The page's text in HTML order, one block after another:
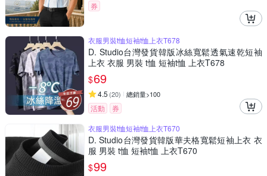
券
衣服男裝t恤短袖t恤上衣T678
D. Studio台灣發貨韓版冰絲寬鬆透氣速乾短袖
上衣 衣服 男裝 t恤 短袖t恤 上衣T678
$69
4.5 (20) 總銷量>100
活動
券
衣服男裝t恤短袖t恤上衣T670
D. Studio台灣發貨韓版華夫格寬鬆短袖上衣 衣
服 男裝 t恤 短袖t恤 上衣T670
$99